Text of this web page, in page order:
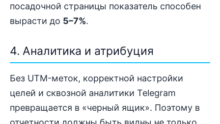
посадочной страницы показатель способен
вырасти до 5–7%.
4. Аналитика и атрибуция
Без UTM-меток, корректной настройки
целей и сквозной аналитики Telegram
превращается в «черный ящик». Поэтому в